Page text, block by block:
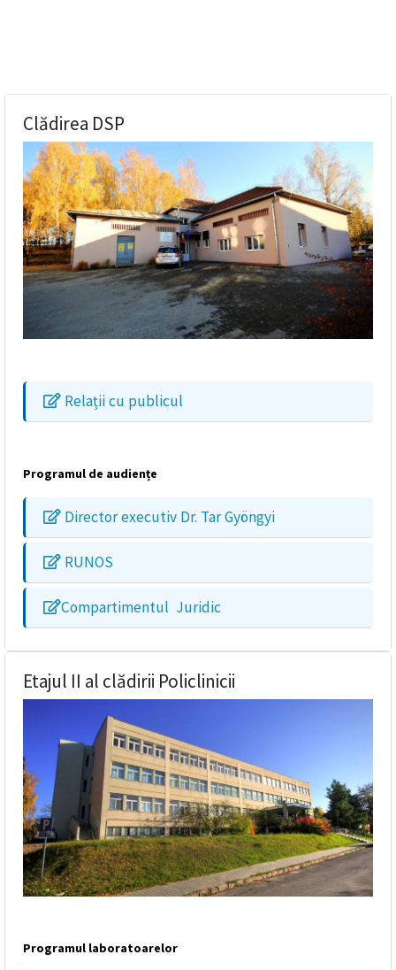
Clădirea DSP
Relații cu publicul
Programul de audiențe
Director executiv Dr. Tar Gyöngyi
RUNOS
Compartimentul Juridic
Etajul II al clădirii Policlinicii
Programul laboratoarelor